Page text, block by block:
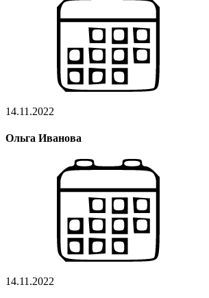
14.11.2022
Ольга Иванова
14.11.2022